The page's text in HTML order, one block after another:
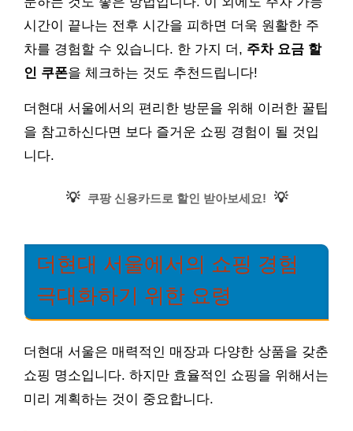
시간이 끝나는 전후 시간을 피하면 더욱 원활한 주
차를 경험할 수 있습니다. 한 가지 더, 주차 요금 할
인 쿠폰을 체크하는 것도 추천드립니다!
더현대 서울에서의 편리한 방문을 위해 이러한 꿀팁
을 참고하신다면 보다 즐거운 쇼핑 경험이 될 것입
니다.
💡 쿠팡 신용카드로 할인 받아보세요! 💡
더현대 서울에서의 쇼핑 경험
극대화하기 위한 요령
더현대 서울은 매력적인 매장과 다양한 상품을 갖춘
쇼핑 명소입니다. 하지만 효율적인 쇼핑을 위해서는
미리 계획하는 것이 중요합니다.